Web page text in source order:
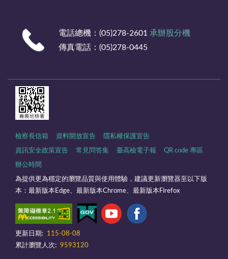
電話總機：(05)278-2601 承辦股分機
傳真電話：(05)278-0445
檢察長信箱 資料開放宣告 隱私權保護宣告
資訊安全政策宣告 常見問答集 臺高檢電子報 QR code 專區
辦公時間
為提供更為穩定的瀏覽品質與使用體驗，建議更新瀏覽器至以下版
本：最新版本Edge、最新版本Chrome、最新版本Firefox
更新日期:
115-08-08
累計瀏覽人次: 9593120